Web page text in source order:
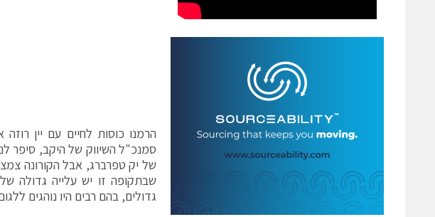
הרמנו כוסות לחיים עם יין
של יק טפרברג, אבל הקורונה
שבתקופה זו יש עלייה גדולה
גדולים, בהם רבים היו נוהגים